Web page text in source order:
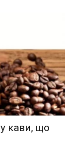
кави, що